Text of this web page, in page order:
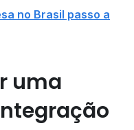
no Brasil passo a
uma